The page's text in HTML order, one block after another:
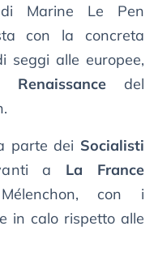
Marine Le Pen
con la concreta
seggi alle europee,
Renaissancedel
parte dei Socialisti
a La France
con i
in calo rispetto alle